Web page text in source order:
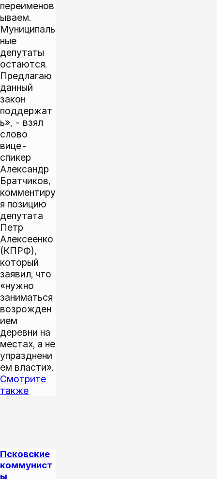
переименов
ываем.
Муниципаль
ные
депутаты
остаются.
Предлагаю
данный
закон
поддержат
ь», - взял
слово
вице-
спикер
Александр
Братчиков,
комментиру
я позицию
депутата
Петр
Алексеенко
(КПРФ),
который
заявил, что
«нужно
заниматься
возрожден
ием
деревни на
местах, а не
упразднени
ем власти».
Смотрите
также
Псковские
коммунист
ы